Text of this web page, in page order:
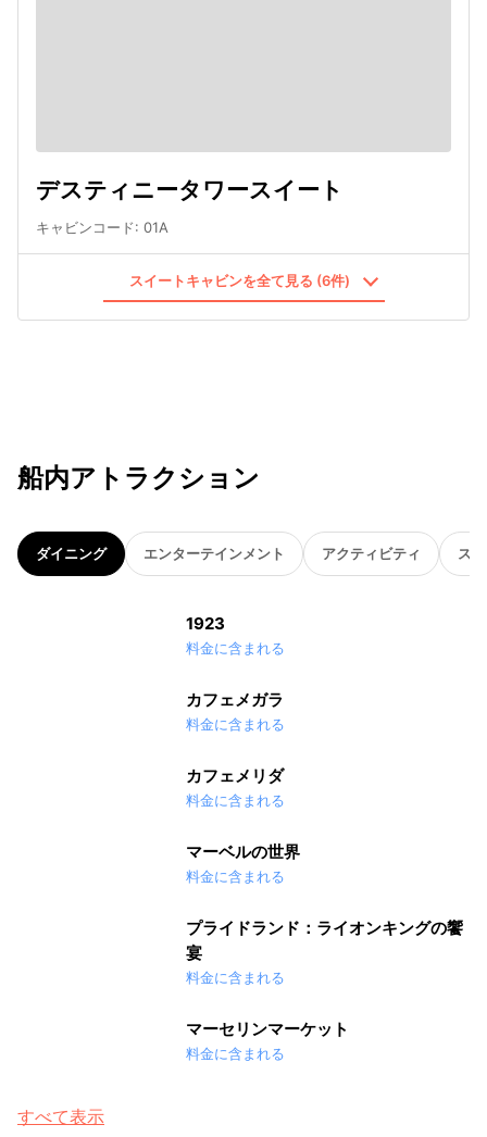
デスティニータワースイート
キャビンコード: 01A
スイートキャビンを全て見る (6件)
船内アトラクション
ダイニング エンターテインメント アクティビティ ス
1923
料金に含まれる
カフェメガラ
料金に含まれる
カフェメリダ
料金に含まれる
マーベルの世界
料金に含まれる
プライドランド：ライオンキングの饗
宴
料金に含まれる
マーセリンマーケット
料金に含まれる
すべて表示